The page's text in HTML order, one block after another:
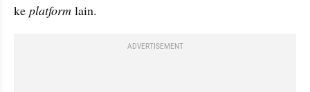
ke platform lain.
ADVERTISEMENT